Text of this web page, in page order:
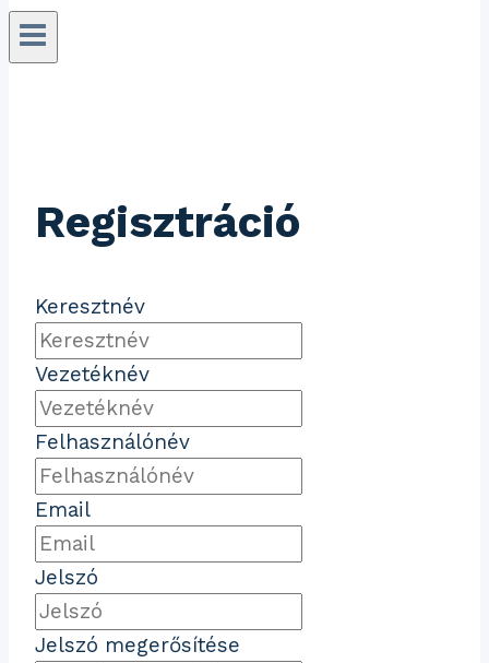
Regisztráció
Keresztnév
Vezetéknév
Felhasználónév
Email
Jelszó
Jelszó megerősítése